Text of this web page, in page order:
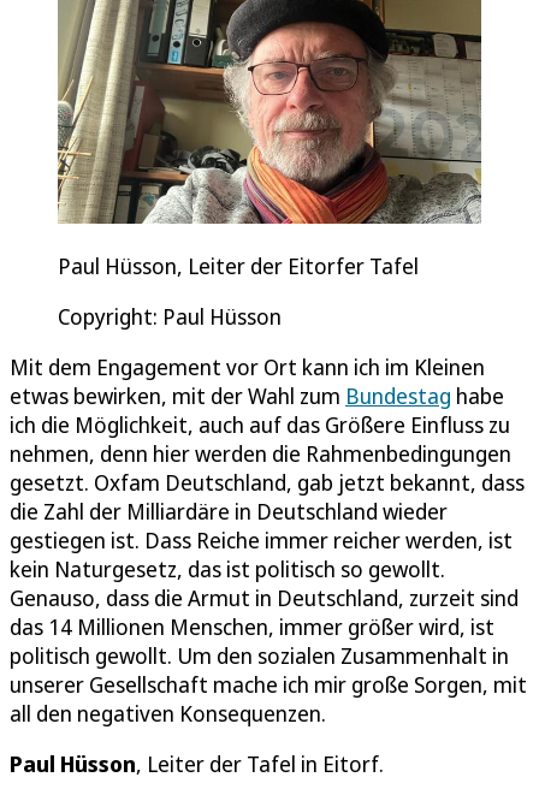
Paul Hüsson, Leiter der Eitorfer Tafel
Copyright: Paul Hüsson
Mit dem Engagement vor Ort kann ich im Kleinen
etwas bewirken, mit der Wahl zum Bundestag habe
ich die Möglichkeit, auch auf das Größere Einfluss zu
nehmen, denn hier werden die Rahmenbedingungen
gesetzt. Oxfam Deutschland, gab jetzt bekannt, dass
die Zahl der Milliardäre in Deutschland wieder
gestiegen ist. Dass Reiche immer reicher werden, ist
kein Naturgesetz, das ist politisch so gewollt.
Genauso, dass die Armut in Deutschland, zurzeit sind
das 14 Millionen Menschen, immer größer wird, ist
politisch gewollt. Um den sozialen Zusammenhalt in
unserer Gesellschaft mache ich mir große Sorgen, mit
all den negativen Konsequenzen.
Paul Hüsson, Leiter der Tafel in Eitorf.